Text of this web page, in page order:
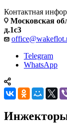
Контактная
Московская
д.1с3
Telegram
WhatsApp